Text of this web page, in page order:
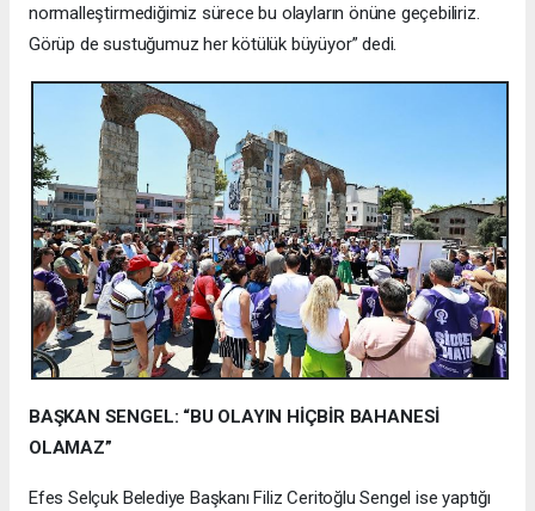
normalleştirmediğimiz sürece bu olayların önüne geçebiliriz.
Görüp de sustuğumuz her kötülük büyüyor” dedi.
BAŞKAN SENGEL: “BU OLAYIN HİÇBİR BAHANESİ
OLAMAZ”
Efes Selçuk Belediye Başkanı Filiz Ceritoğlu Sengel ise yaptığı